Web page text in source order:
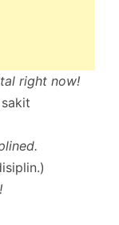
right now!